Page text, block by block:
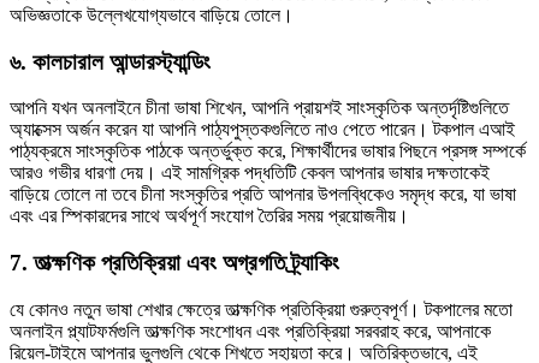
অভিজ্ঞতাকে উল্লেখযোগ্যভাবে বাড়িয়ে তোলে।
৬. কালচারাল আন্ডারস্ট্যান্ডিং
আপনি যখন অনলাইনে চীনা ভাষা শিখেন, আপনি প্রায়শই সাংস্কৃতিক অন্তর্দৃষ্টিগুলিতে
অ্যাক্সেস অর্জন করেন যা আপনি পাঠ্যপুস্তকগুলিতে নাও পেতে পারেন। টকপাল এআই
পাঠ্যক্রমে সাংস্কৃতিক পাঠকে অন্তর্ভুক্ত করে, শিক্ষার্থীদের ভাষার পিছনে প্রসঙ্গ সম্পর্কে
আরও গভীর ধারণা দেয়। এই সামগ্রিক পদ্ধতিটি কেবল আপনার ভাষার দক্ষতাকেই
বাড়িয়ে তোলে না তবে চীনা সংস্কৃতির প্রতি আপনার উপলব্ধিকেও সমৃদ্ধ করে, যা ভাষা
এবং এর স্পিকারদের সাথে অর্থপূর্ণ সংযোগ তৈরির সময় প্রয়োজনীয়।
7. তাত্ক্ষণিক প্রতিক্রিয়া এবং অগ্রগতি ট্র্যাকিং
যে কোনও নতুন ভাষা শেখার ক্ষেত্রে তাত্ক্ষণিক প্রতিক্রিয়া গুরুত্বপূর্ণ। টকপালের মতো
অনলাইন প্ল্যাটফর্মগুলি তাত্ক্ষণিক সংশোধন এবং প্রতিক্রিয়া সরবরাহ করে, আপনাকে
রিয়েল-টাইমে আপনার ভুলগুলি থেকে শিখতে সহায়তা করে। অতিরিক্তভাবে, এই